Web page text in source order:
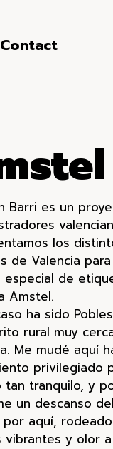
Barri es un
los
de Valencia
especial de
Amstel.
ha sido
rural muy
Me mudé aquí
privilegiado
tan tranquilo, y
un descanso
por aquí,
vibrantes y olor